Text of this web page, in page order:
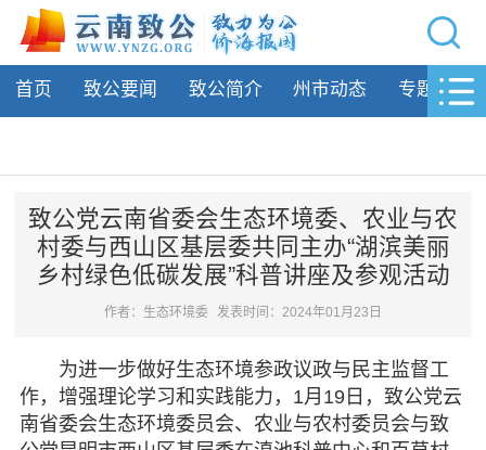
网站导航
首页
州市动态
专题活动
履行职责
自身建设
首页 致公要闻 致公简介 州市动态 专题活动
致公党云南省委会生态环境委、农业与农
村委与西山区基层委共同主办“湖滨美丽
乡村绿色低碳发展”科普讲座及参观活动
作者：生态环境委 发表时间：2024年01月23日
为进一步做好生态环境参政议政与民主监督工
作，增强理论学习和实践能力，1月19日，致公党云
南省委会生态环境委员会、农业与农村委员会与致